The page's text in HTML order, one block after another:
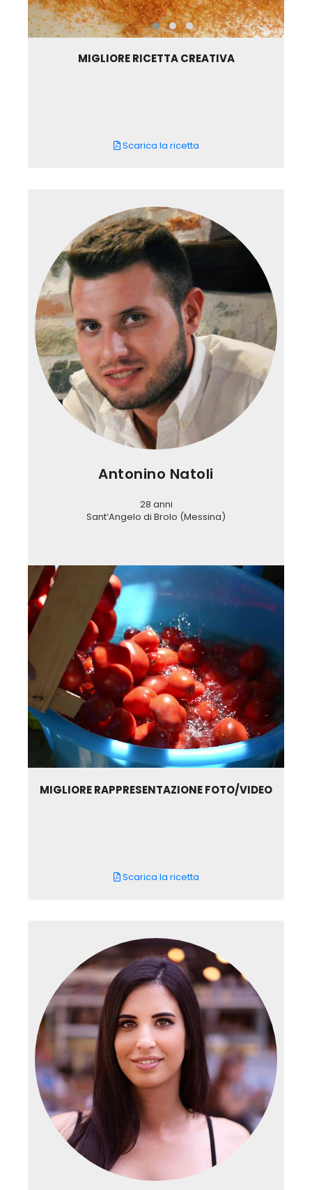
MIGLIORE RICETTA CREATIVA
Scarica la ricetta
Antonino Natoli
28 anni
Sant’Angelo di Brolo (Messina)
MIGLIORE RAPPRESENTAZIONE FOTO/VIDEO
Scarica la ricetta